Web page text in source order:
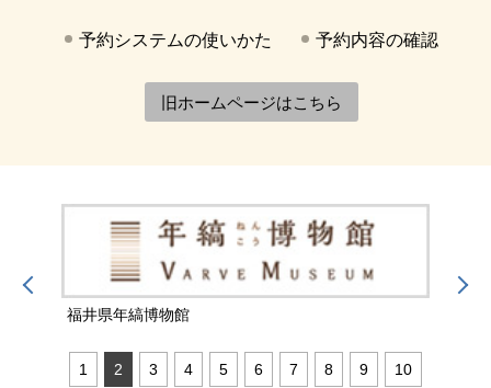
予約システムの使いかた 予約内容の確認
旧ホームページはこちら
福井県年縞博物館
1 2 3 4 5 6 7 8 9 10